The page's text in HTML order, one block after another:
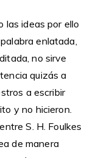
las ideas por ello
enlatada,
no sirve
quizás a
a escribir
y no hicieron.
S. H. Foulkes
de manera